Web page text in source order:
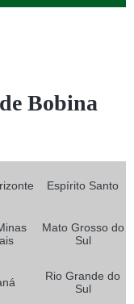
Bobina
Espírito Santo
Mato Grosso do
Sul
Rio Grande do
Sul